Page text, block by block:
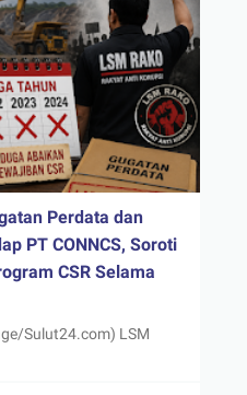
Perdata dan
PT CONNCS, Soroti
CSR Selama
Sulut24.com) LSM